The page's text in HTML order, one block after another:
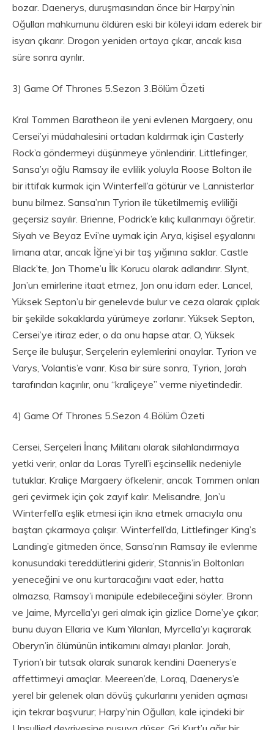
bozar. Daenerys, duruşmasından önce bir Harpy’nin
Oğulları mahkumunu öldüren eski bir köleyi idam ederek bir
isyan çıkarır. Drogon yeniden ortaya çıkar, ancak kısa
süre sonra ayrılır.
3) Game Of Thrones 5.Sezon 3.Bölüm Özeti
Kral Tommen Baratheon ile yeni evlenen Margaery, onu
Cersei’yi müdahalesini ortadan kaldırmak için Casterly
Rock’a göndermeyi düşünmeye yönlendirir. Littlefinger,
Sansa’yı oğlu Ramsay ile evlilik yoluyla Roose Bolton ile
bir ittifak kurmak için Winterfell’a götürür ve Lannisterlar
bunu bilmez. Sansa’nın Tyrion ile tüketilmemiş evliliği
geçersiz sayılır. Brienne, Podrick’e kılıç kullanmayı öğretir.
Siyah ve Beyaz Evi’ne uymak için Arya, kişisel eşyalarını
limana atar, ancak İğne’yi bir taş yığınına saklar. Castle
Black’te, Jon Thorne’u İlk Korucu olarak adlandırır. Slynt,
Jon’un emirlerine itaat etmez, Jon onu idam eder. Lancel,
Yüksek Septon’u bir genelevde bulur ve ceza olarak çıplak
bir şekilde sokaklarda yürümeye zorlanır. Yüksek Septon,
Cersei’ye itiraz eder, o da onu hapse atar. O, Yüksek
Serçe ile buluşur, Serçelerin eylemlerini onaylar. Tyrion ve
Varys, Volantis’e varır. Kısa bir süre sonra, Tyrion, Jorah
tarafından kaçırılır, onu “kraliçeye” verme niyetindedir.
4) Game Of Thrones 5.Sezon 4.Bölüm Özeti
Cersei, Serçeleri İnanç Militanı olarak silahlandırmaya
yetki verir, onlar da Loras Tyrell’i eşcinsellik nedeniyle
tutuklar. Kraliçe Margaery öfkelenir, ancak Tommen onları
geri çevirmek için çok zayıf kalır. Melisandre, Jon’u
Winterfell’a eşlik etmesi için ikna etmek amacıyla onu
baştan çıkarmaya çalışır. Winterfell’da, Littlefinger King’s
Landing’e gitmeden önce, Sansa’nın Ramsay ile evlenme
konusundaki tereddütlerini giderir, Stannis’in Boltonları
yeneceğini ve onu kurtaracağını vaat eder, hatta
olmazsa, Ramsay’i manipüle edebileceğini söyler. Bronn
ve Jaime, Myrcella’yı geri almak için gizlice Dorne’ye çıkar;
bunu duyan Ellaria ve Kum Yılanları, Myrcella’yı kaçırarak
Oberyn’in ölümünün intikamını almayı planlar. Jorah,
Tyrion’ı bir tutsak olarak sunarak kendini Daenerys’e
affettirmeyi amaçlar. Meereen’de, Loraq, Daenerys’e
yerel bir gelenek olan dövüş çukurlarını yeniden açması
için tekrar başvurur; Harpy’nin Oğulları, kale içindeki bir